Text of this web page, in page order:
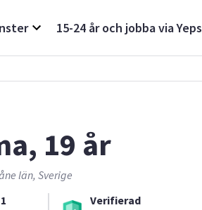
15-24 år och jobba via
19 år
län, Sverige
Verifierad